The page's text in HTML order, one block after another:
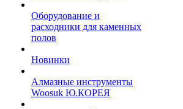
Оборудование и
расходники для каменных
полов
Новинки
Алмазные инструменты
Woosuk Ю.КОРЕЯ